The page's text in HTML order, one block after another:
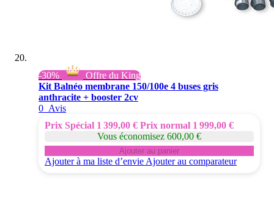
-30%
Offre du King
Kit Balnéo membrane 150/100e 4 buses gris
anthracite + booster 2cv
0 Avis
Prix Spécial 1 399,00 € Prix normal 1 999,00 €
Vous économisez 600,00 €
Ajouter au panier
Ajouter à ma liste d’envie Ajouter au comparateur